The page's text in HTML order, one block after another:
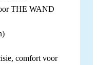
THE WAND
comfort voor